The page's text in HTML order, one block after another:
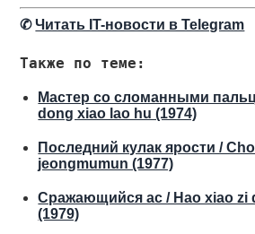
✆Читать IT-новости в Telegram
Также по теме:
Мастер со сломанными
dong xiao lao hu (1974)
Последний кулак ярости /
jeongmumun (1977)
Сражающийся ас / Hao xiao zi
(1979)